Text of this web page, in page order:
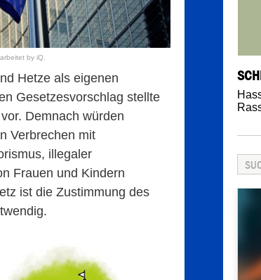
by iQ.
Hetze als eigenen
Gesetzesvorschlag stellte
Demnach würden
Verbrechen mit
illegaler
Frauen und Kindern
ist die Zustimmung des